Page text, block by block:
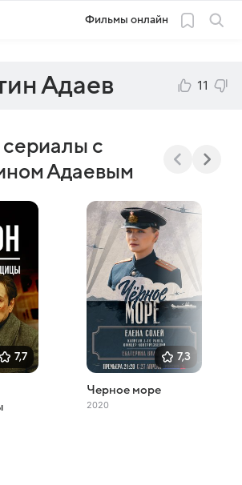
Фильмы онлайн
Адаев 11
с
Адаевым
7,7 7,3
Черное море
2020